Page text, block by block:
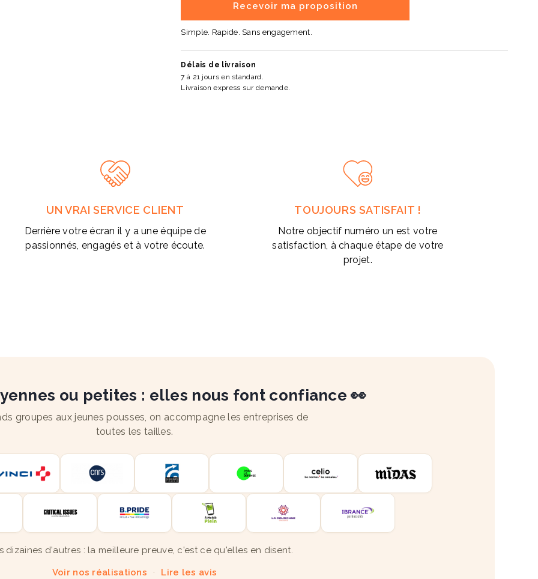
Recevoir ma proposition
Simple. Rapide. Sans engagement.
Délais de livraison
7 à 21 jours en standard.
Livraison express sur demande.
UN VRAI SERVICE CLIENT
Derrière votre écran il y a une équipe de
passionnés, engagés et à votre écoute.
TOUJOURS SATISFAIT !
Notre objectif numéro un est votre
satisfaction, à chaque étape de votre
projet.
ou petites : elles nous font confiance 👀
groupes aux jeunes pousses, on accompagne les entreprises de
toutes les tailles.
dizaines d'autres : la meilleure preuve, c'est ce qu'elles en disent.
Voir nos réalisations · Lire les avis